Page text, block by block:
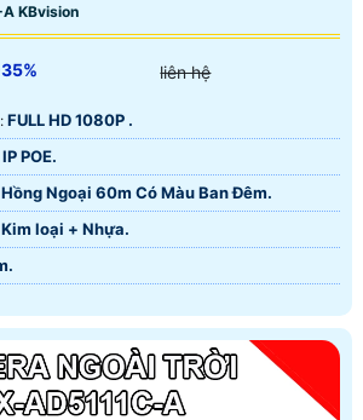
KBvision
liên hệ
FULL HD 1080P .
IP POE.
Hồng Ngoại 60m Có Màu Ban Ðêm.
loại + Nhựa.